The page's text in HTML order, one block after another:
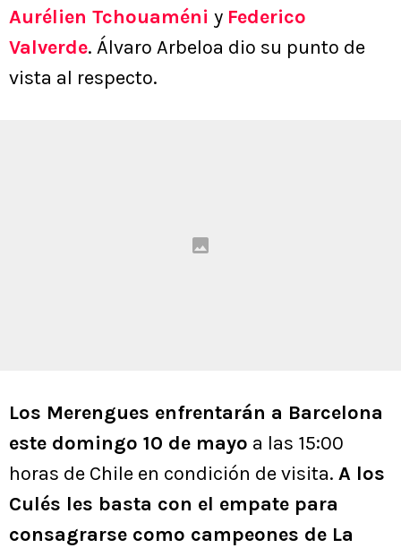
Aurélien Tchouaméni y Federico
Valverde. Álvaro Arbeloa dio su punto de
vista al respecto.
Los Merengues enfrentarán a Barcelona
este domingo 10 de mayo a las 15:00
horas de Chile en condición de visita. A los
Culés les basta con el empate para
consagrarse como campeones de La